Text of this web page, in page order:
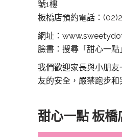
號1樓
板橋店預約電話：
網址：
臉書：搜尋「甜心一點
我們歡迎家長與小朋友
友的安全，嚴禁跑步和
甜心一點 板橋